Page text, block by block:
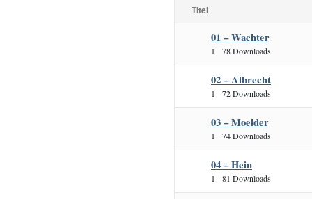
Titel
01 – Wachter
1 78 Downloads
02 – Albrecht
1 72 Downloads
03 – Moelder
1 74 Downloads
04 – Hein
1 81 Downloads